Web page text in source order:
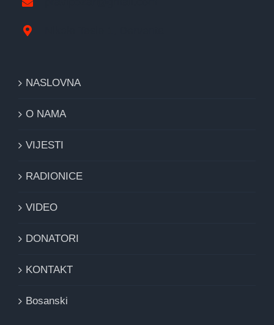
NASLOVNA
O NAMA
VIJESTI
RADIONICE
VIDEO
DONATORI
KONTAKT
Bosanski